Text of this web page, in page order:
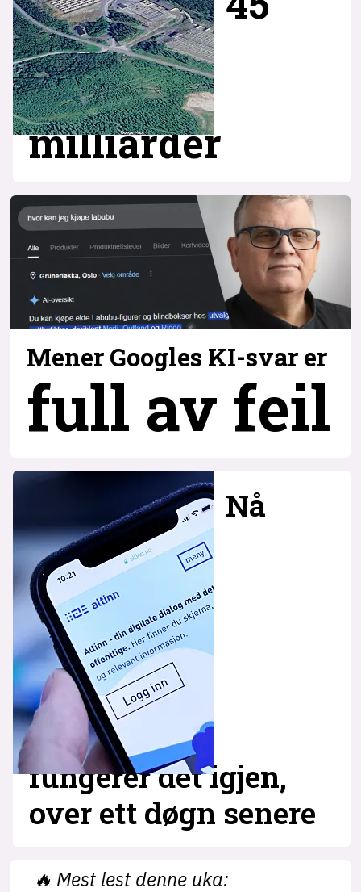
milliarder
Mener Googles KI-svar er
full av feil
Nå
fungerer det igjen,
over ett døgn senere
🔥 Mest lest denne uka: